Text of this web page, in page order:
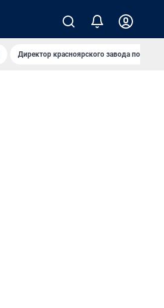
Директор красноярского завода под